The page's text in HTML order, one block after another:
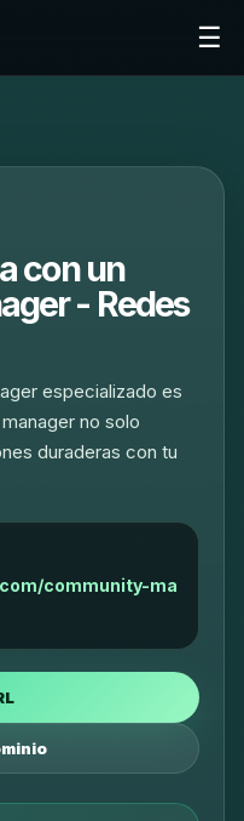
☰
con un
- Redes
especializado es
no solo
duraderas con tu
community-ma